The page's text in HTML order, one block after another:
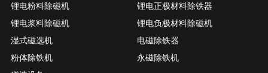
详情
锂电粉料除磁机
锂电浆料除磁机
湿式磁选机
粉体除铁机
锂电正极材料除铁器
锂电负极材料除磁机
电磁除铁器
永磁除铁机